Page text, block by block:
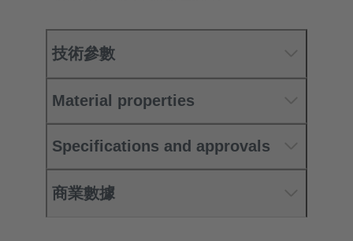
技術參數
Material properties
Specifications and approvals
商業數據